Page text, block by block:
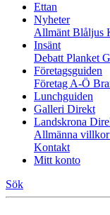
Ettan
Nyheter
Allmänt Blåljus
Insänt
Debatt Planket
Företagsguiden
Företag A-Ö
Lunchguiden
Galleri Direkt
Landskrona
Allmänna villkor
Kontakt
Mitt konto
Sök